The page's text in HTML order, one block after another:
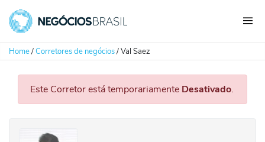
Home/Corretores de negócios/Val Saez
Este Corretor está temporariamente Desativado.